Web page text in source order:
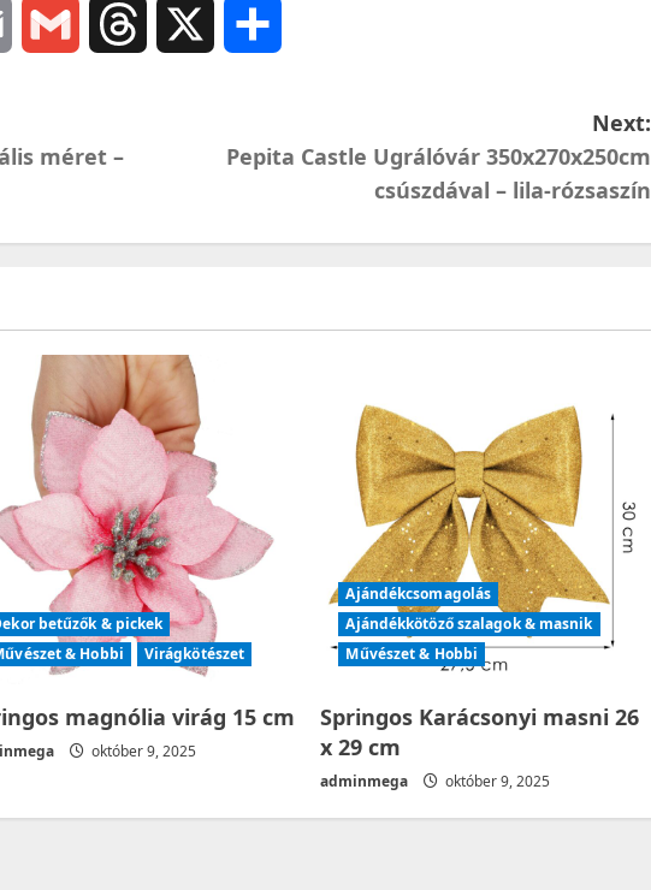
Email Gmail Threads
méret –
Next:
Pepita Castle Ugrálóvár 350x270x250cm
csúszdával – lila-rózsaszín
betűzők & pickek
& Hobbi
Virágkötészet
magnólia virág 15 cm
október 9, 2025
Ajándékcsomagolás
Ajándékkötöző szalagok & masnik
Művészet & Hobbi
Springos Karácsonyi masni 26
x 29 cm
adminmega október 9, 2025